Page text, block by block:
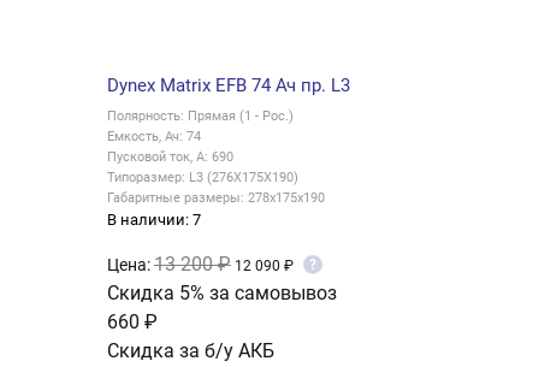
Dynex Matrix EFB 74 Ач пр. L3
Полярность: Прямая (1 - Рос.)
Емкость, Ач: 74
Пусковой ток, А: 690
Типоразмер: L3 (276X175X190)
Габаритные размеры: 278x175x190
В наличии: 7
Цена:13 200 ₽ 12 090 ₽ ?
Скидка 5% за самовывоз
660 ₽
Скидка за б/у АКБ